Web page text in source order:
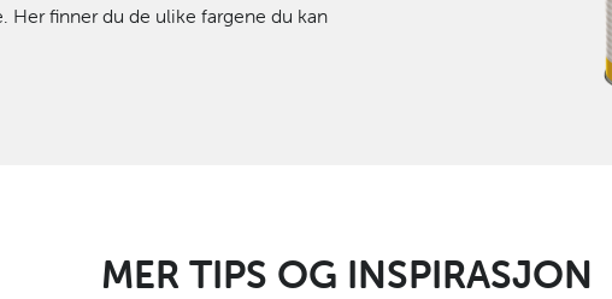
Her finner du de ulike fargene du kan
MER TIPS OG INSPIRASJON